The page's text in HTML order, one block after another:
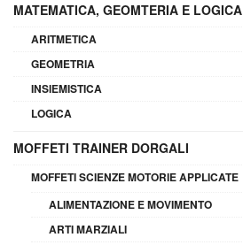
MATEMATICA, GEOMTERIA E LOGICA
ARITMETICA
GEOMETRIA
INSIEMISTICA
LOGICA
MOFFETI TRAINER DORGALI
MOFFETI SCIENZE MOTORIE APPLICATE
ALIMENTAZIONE E MOVIMENTO
ARTI MARZIALI